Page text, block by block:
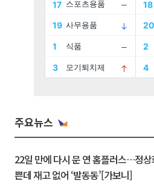
주요뉴스
22일 만에 다시 문 연 홈플러스…정상
쁜데 재고 없어 ‘발동동’[가보니]